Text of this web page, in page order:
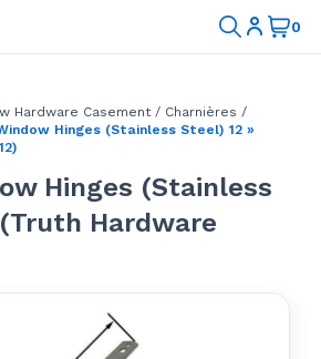
Hardware Casement/ Charnières /
Hinges (Stainless Steel) 12 »
Hinges (Stainless
Hardware